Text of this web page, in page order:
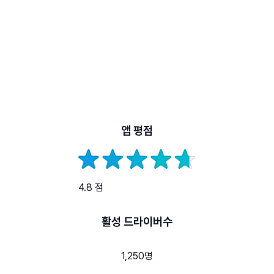
앱 평점
4.8 점
활성 드라이버수
1,250명